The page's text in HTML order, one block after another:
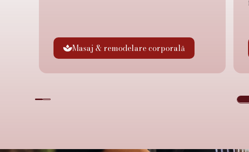
Masaj & remodelare corporală